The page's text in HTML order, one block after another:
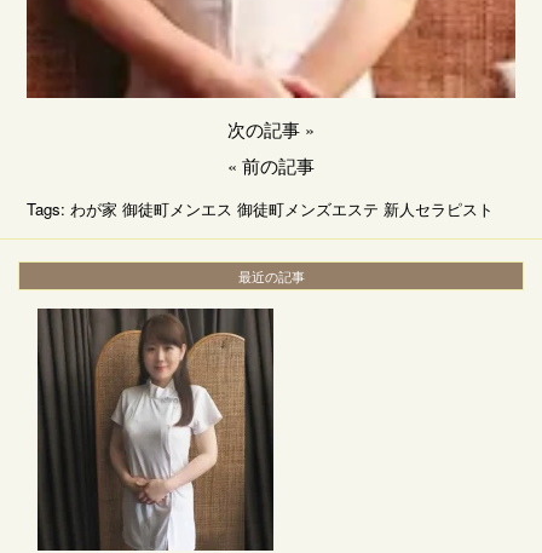
次の記事 »
« 前の記事
Tags: わが家 御徒町メンエス 御徒町メンズエステ 新人セラピスト
最近の記事